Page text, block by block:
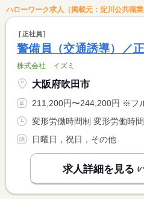
ハローワーク求人（掲載元：淀川公共職業
正社員
警備員（交通誘導）／
株式会社 イズミ
大阪府吹田市
211,200円〜244,200円 ※フルタイム求人の場合は月額（換算
日曜日，祝日，その他
求人詳細を見る (